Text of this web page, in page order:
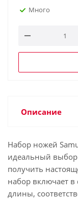
Много
Описание
Набор ножей
идеальный выбор
получить
набор включает в
длины,